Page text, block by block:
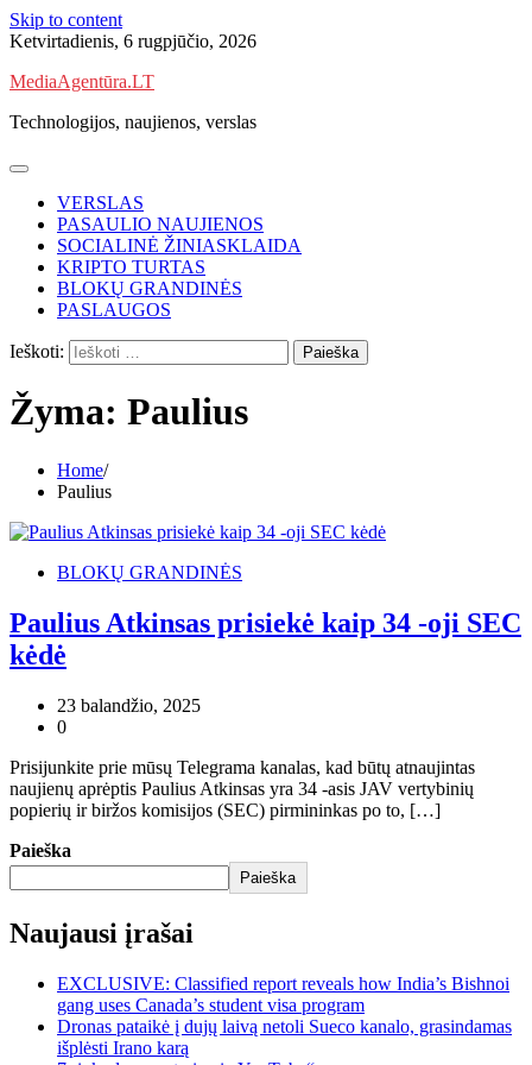
Skip to content
Ketvirtadienis, 6 rugpjūčio, 2026
MediaAgentūra.LT
Technologijos, naujienos, verslas
VERSLAS
PASAULIO NAUJIENOS
SOCIALINĖ ŽINIASKLAIDA
KRIPTO TURTAS
BLOKŲ GRANDINĖS
PASLAUGOS
Ieškoti:
Žyma: Paulius
Home
Paulius
BLOKŲ GRANDINĖS
Paulius Atkinsas prisiekė kaip 34 -oji SEC
kėdė
23 balandžio, 2025
0
Prisijunkite prie mūsų Telegrama kanalas, kad būtų atnaujintas
naujienų aprėptis Paulius Atkinsas yra 34 -asis JAV vertybinių
popierių ir biržos komisijos (SEC) pirmininkas po to, […]
Paieška
Paieška
Naujausi įrašai
EXCLUSIVE: Classified report reveals how India’s Bishnoi
gang uses Canada’s student visa program
Dronas pataikė į dujų laivą netoli Sueco kanalo, grasindamas
išplėsti Irano karą